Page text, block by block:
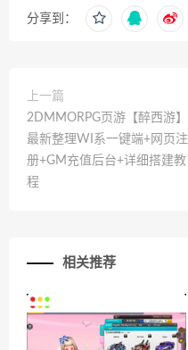
分享到：
上一篇
2DMMORPG页游【醉西游】
最新整理WI系一键端+网页注
册+GM充值后台+详细搭建教
程
相关推荐